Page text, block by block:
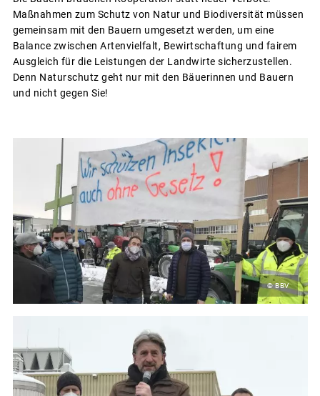
Maßnahmen zum Schutz von Natur und Biodiversität müssen
gemeinsam mit den Bauern umgesetzt werden, um eine
Balance zwischen Artenvielfalt, Bewirtschaftung und fairem
Ausgleich für die Leistungen der Landwirte sicherzustellen.
Denn Naturschutz geht nur mit den Bäuerinnen und Bauern
und nicht gegen Sie!
© BBV